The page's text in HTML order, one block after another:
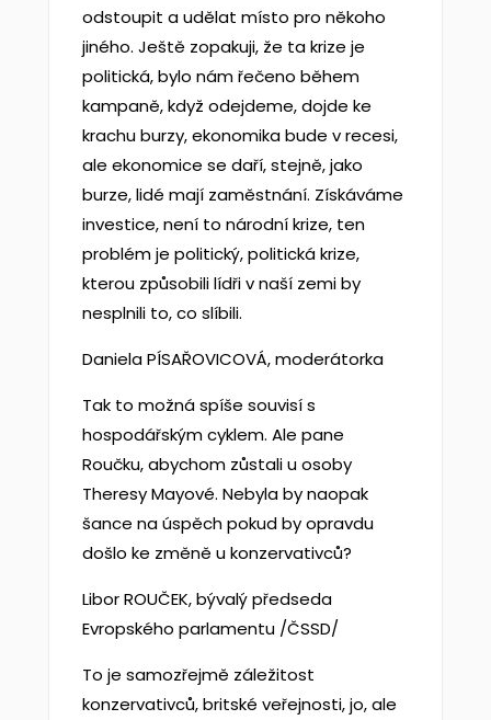
odstoupit a udělat místo pro někoho
jiného. Ještě zopakuji, že ta krize je
politická, bylo nám řečeno během
kampaně, když odejdeme, dojde ke
krachu burzy, ekonomika bude v recesi,
ale ekonomice se daří, stejně, jako
burze, lidé mají zaměstnání. Získáváme
investice, není to národní krize, ten
problém je politický, politická krize,
kterou způsobili lídři v naší zemi by
nesplnili to, co slíbili.
Daniela PÍSAŘOVICOVÁ, moderátorka
Tak to možná spíše souvisí s
hospodářským cyklem. Ale pane
Roučku, abychom zůstali u osoby
Theresy Mayové. Nebyla by naopak
šance na úspěch pokud by opravdu
došlo ke změně u konzervativců?
Libor ROUČEK, bývalý předseda
Evropského parlamentu /ČSSD/
To je samozřejmě záležitost
konzervativců, britské veřejnosti, jo, ale